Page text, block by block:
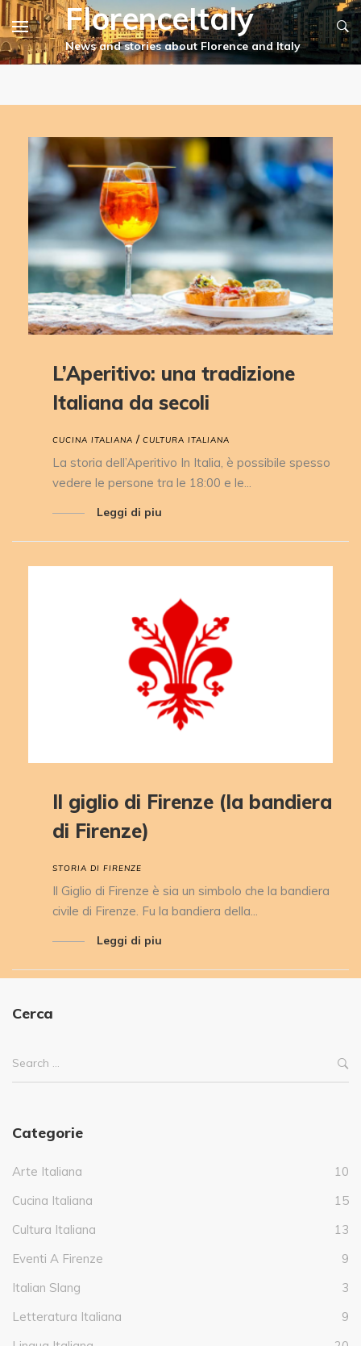
FlorenceItaly
CUCINA ITALIANA / CULTURA ITALIANA
L’Aperitivo: una tradizione
Italiana da secoli
La storia dell’Aperitivo In Italia, è possibile spesso
vedere le persone tra le 18:00 e le...
Leggi di piu
STORIA DI FIRENZE
Il giglio di Firenze (la bandiera
di Firenze)
Il Giglio di Firenze è sia un simbolo che la bandiera
civile di Firenze. Fu la bandiera della...
Leggi di piu
Cerca
Categorie
Arte Italiana
10
Cucina Italiana
15
Cultura Italiana
13
Eventi A Firenze
9
Italian Slang
3
Letteratura Italiana
9